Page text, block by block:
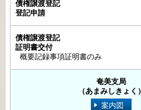
概要記録事項証明書のみ
奄美支局
（あまみしきょく）
案内図